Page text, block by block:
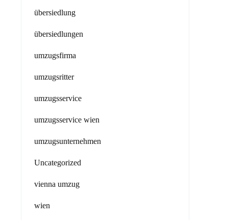
übersiedlung
übersiedlungen
umzugsfirma
umzugsritter
umzugsservice
umzugsservice wien
umzugsunternehmen
Uncategorized
vienna umzug
wien